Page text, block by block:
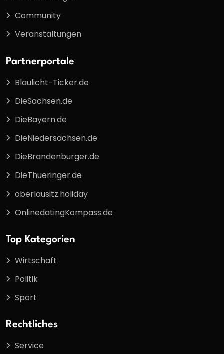
Community
Veranstaltungen
Partnerportale
Blaulicht-Ticker.de
DieSachsen.de
DieBayern.de
DieNiedersachsen.de
DieBrandenburger.de
DieThueringer.de
oberlausitz.holiday
OnlinedatingKompass.de
Top Kategorien
Wirtschaft
Politik
Sport
Rechtliches
Service